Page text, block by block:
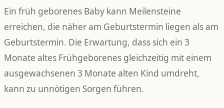
Ein früh geborenes Baby kann Meilensteine
erreichen, die näher am Geburtstermin liegen als am
Geburtstermin. Die Erwartung, dass sich ein 3
Monate altes Frühgeborenes gleichzeitig mit einem
ausgewachsenen 3 Monate alten Kind umdreht,
kann zu unnötigen Sorgen führen.